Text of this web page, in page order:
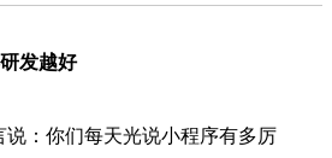
发越好
说：你们每天光说小程序有多厉